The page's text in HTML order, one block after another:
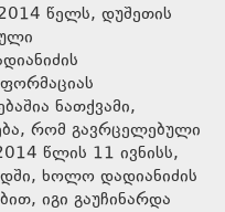
წელს, დუშეთის
ნათქვამი,
რომ გავრცელებული
წლის 11 ივნისს,
ხოლო დადიანიძის
იგი გაუჩინარდა